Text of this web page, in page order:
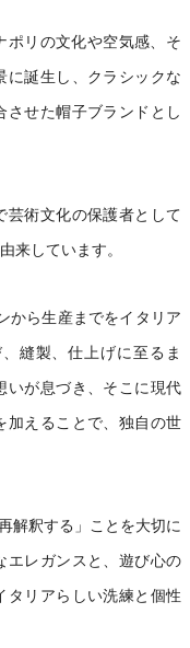
ポリの文化や空気感、そ
に誕生し、クラシックな
させた帽子ブランドとし
芸術文化の保護者として
来しています。
から生産までをイタリア
縫製、仕上げに至るま
いが息づき、そこに現代
加えることで、独自の世
解釈する」ことを大切に
エレガンスと、遊び心の
タリアらしい洗練と個性